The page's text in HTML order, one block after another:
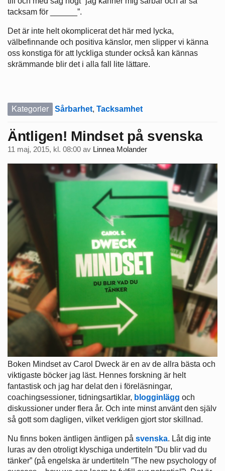
tacksam för ______”.
Det är inte helt okomplicerat det här med lycka,
välbefinnande och positiva känslor, men slipper vi känna
oss konstiga för att lyckliga stunder också kan kännas
skrämmande blir det i alla fall lite lättare.
Kategorier Sårbarhet, Tacksamhet
Äntligen! Mindset på svenska
11 maj, 2015, kl. 08:00 av Linnea Molander
Boken Mindset av Carol Dweck är en av de allra bästa och
viktigaste böcker jag läst. Hennes forskning är helt
fantastisk och jag har delat den i föreläsningar,
coachingsessioner, tidningsartiklar, blogginlägg och
diskussioner under flera år. Och inte minst använt den själv
så gott som dagligen, vilket verkligen gjort stor skillnad.
Nu finns boken äntligen äntligen på svenska. Låt dig inte
luras av den otroligt klyschiga undertiteln ”Du blir vad du
tänker” (på engelska är undertiteln ”The new psychology of